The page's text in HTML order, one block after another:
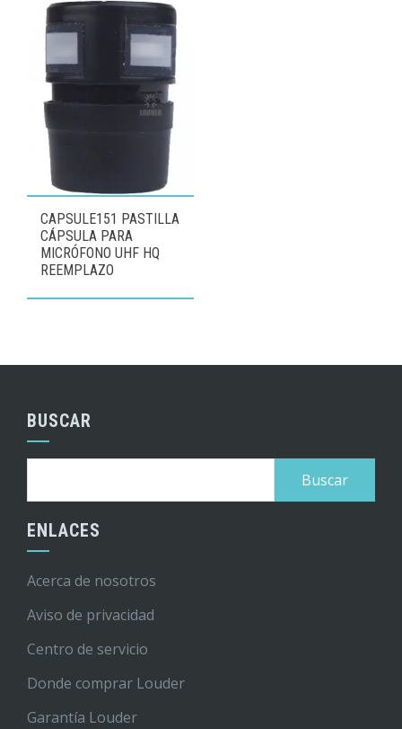
CAPSULE151 PASTILLA
CÁPSULA PARA
MICRÓFONO UHF HQ
REEMPLAZO
BUSCAR
ENLACES
Acerca de nosotros
Aviso de privacidad
Centro de servicio
Donde comprar Louder
Garantía Louder